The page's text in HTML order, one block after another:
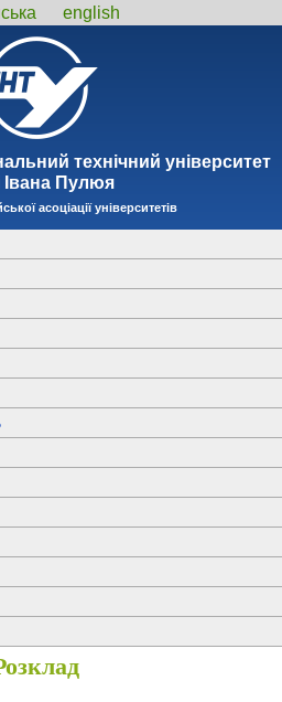
english
технiчний унiверситет
Iвана Пулюя
асоціації університетів